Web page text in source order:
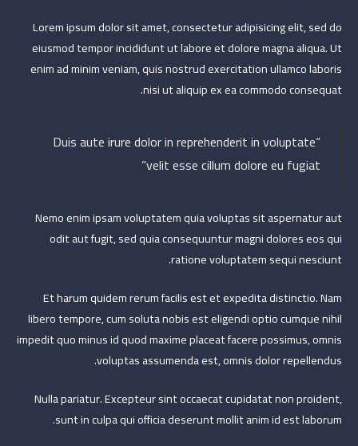
Lorem ipsum dolor sit amet, consectetur adipisicing elit, sed do
eiusmod tempor incididunt ut labore et dolore magna aliqua. Ut
enim ad minim veniam, quis nostrud exercitation ullamco laboris
nisi ut aliquip ex ea commodo consequat.
“Duis aute irure dolor in reprehenderit in voluptate
velit esse cillum dolore eu fugiat”
Nemo enim ipsam voluptatem quia voluptas sit aspernatur aut
odit aut fugit, sed quia consequuntur magni dolores eos qui
ratione voluptatem sequi nesciunt.
Et harum quidem rerum facilis est et expedita distinctio. Nam
libero tempore, cum soluta nobis est eligendi optio cumque nihil
impedit quo minus id quod maxime placeat facere possimus, omnis
voluptas assumenda est, omnis dolor repellendus.
Nulla pariatur. Excepteur sint occaecat cupidatat non proident,
sunt in culpa qui officia deserunt mollit anim id est laborum.